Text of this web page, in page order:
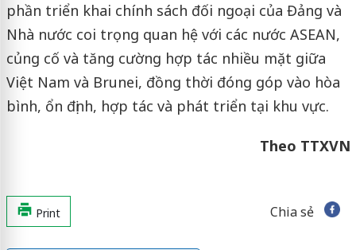
phần triển khai chính sách đối ngoại của Đảng và
Nhà nước coi trọng quan hệ với các nước ASEAN,
củng cố và tăng cường hợp tác nhiều mặt giữa
Việt Nam và Brunei, đồng thời đóng góp vào hòa
bình, ổn định, hợp tác và phát triển tại khu vực.
Theo TTXVN
Print Chia sẻ